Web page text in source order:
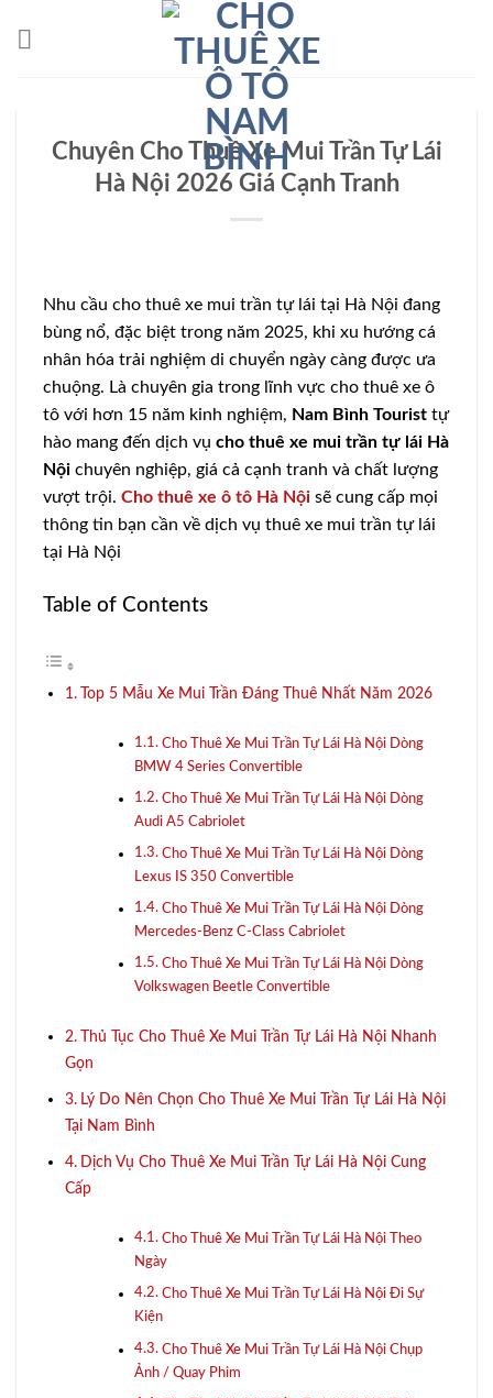
Chuyên Cho Thuê Xe Mui Trần Tự Lái
Hà Nội 2026 Giá Cạnh Tranh
Nhu cầu cho thuê xe mui trần tự lái tại Hà Nội đang
bùng nổ, đặc biệt trong năm 2025, khi xu hướng cá
nhân hóa trải nghiệm di chuyển ngày càng được ưa
chuộng. Là chuyên gia trong lĩnh vực cho thuê xe ô
tô với hơn 15 năm kinh nghiệm, Nam Bình Tourist tự
hào mang đến dịch vụ cho thuê xe mui trần tự lái Hà
Nội chuyên nghiệp, giá cả cạnh tranh và chất lượng
vượt trội. Cho thuê xe ô tô Hà Nội sẽ cung cấp mọi
thông tin bạn cần về dịch vụ thuê xe mui trần tự lái
tại Hà Nội
Table of Contents
Top 5 Mẫu Xe Mui Trần Đáng Thuê Nhất Năm 2026
Cho Thuê Xe Mui Trần Tự Lái Hà Nội Dòng
BMW 4 Series Convertible
Cho Thuê Xe Mui Trần Tự Lái Hà Nội Dòng
Audi A5 Cabriolet
Cho Thuê Xe Mui Trần Tự Lái Hà Nội Dòng
Lexus IS 350 Convertible
Cho Thuê Xe Mui Trần Tự Lái Hà Nội Dòng
Mercedes-Benz C-Class Cabriolet
Cho Thuê Xe Mui Trần Tự Lái Hà Nội Dòng
Volkswagen Beetle Convertible
Thủ Tục Cho Thuê Xe Mui Trần Tự Lái Hà Nội Nhanh
Gọn
Lý Do Nên Chọn Cho Thuê Xe Mui Trần Tự Lái Hà Nội
Tại Nam Bình
Dịch Vụ Cho Thuê Xe Mui Trần Tự Lái Hà Nội Cung
Cấp
Cho Thuê Xe Mui Trần Tự Lái Hà Nội Theo
Ngày
Cho Thuê Xe Mui Trần Tự Lái Hà Nội Đi Sự
Kiện
Cho Thuê Xe Mui Trần Tự Lái Hà Nội Chụp
Ảnh / Quay Phim